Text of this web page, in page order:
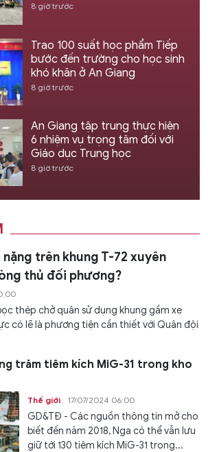
8 giờ trước
Trao 100 suất học phẩm Tiếp
bước đến trường cho học sinh
khó khăn ở An Giang
8 giờ trước
An Giang tập trung thực hiện
6 nhiệm vụ trọng tâm đối với
Giáo dục Trung học
8 giờ trước
trên khung T-72 xuyên
thủ đối phương?
thép chở quân sử dụng khung gầm xe
có lẽ là phương tiện cần thiết với Quân đội
trăm tiêm kích MiG-31 trong kho
Thế giới 17/07/2024 06:00
GD&TĐ - Các nguồn thông tin mở cho
biết đến năm 2018, Nga có thể vẫn lưu
giữ tới 130 tiêm kích MiG-31 trong...